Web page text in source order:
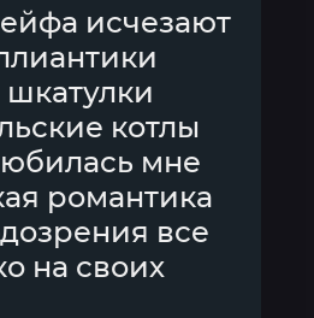
исчезают
котлы
мне
романтика
все
на своих